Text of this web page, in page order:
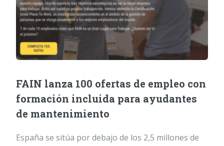
FAIN lanza 100 ofertas de empleo con
formación incluida para ayudantes
de mantenimiento
España se sitúa por debajo de los 2,5 millones de